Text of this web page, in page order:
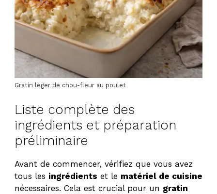
Gratin léger de chou-fleur au poulet
Liste complète des
ingrédients et préparation
préliminaire
Avant de commencer, vérifiez que vous avez
tous les ingrédients et le matériel de cuisine
nécessaires. Cela est crucial pour un gratin